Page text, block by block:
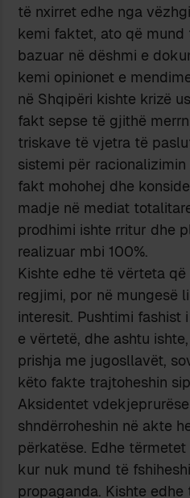
të nxirret edhe nga
kemi faktet, ato që mund
bazuar në dëshmi e
kemi opinionet e
në Shqipëri kishte krizë
fakt sepse të gjithë
triskave të vjetra të
sistemi për
fakt mohohej dhe
madje në mediat
prodhimi ishte rritur dhe
realizuar mbi 100%.
Kishte edhe të vërteta
regjimi, por në mungesë
interesit. Pushtimi fashist
e vërtetë, dhe ashtu
prishja me jugosllavët,
këto fakte trajtoheshin
Aksidentet
shndërroheshin në akte
përkatëse. Edhe
kur nuk mund të
propaganda. Kishte